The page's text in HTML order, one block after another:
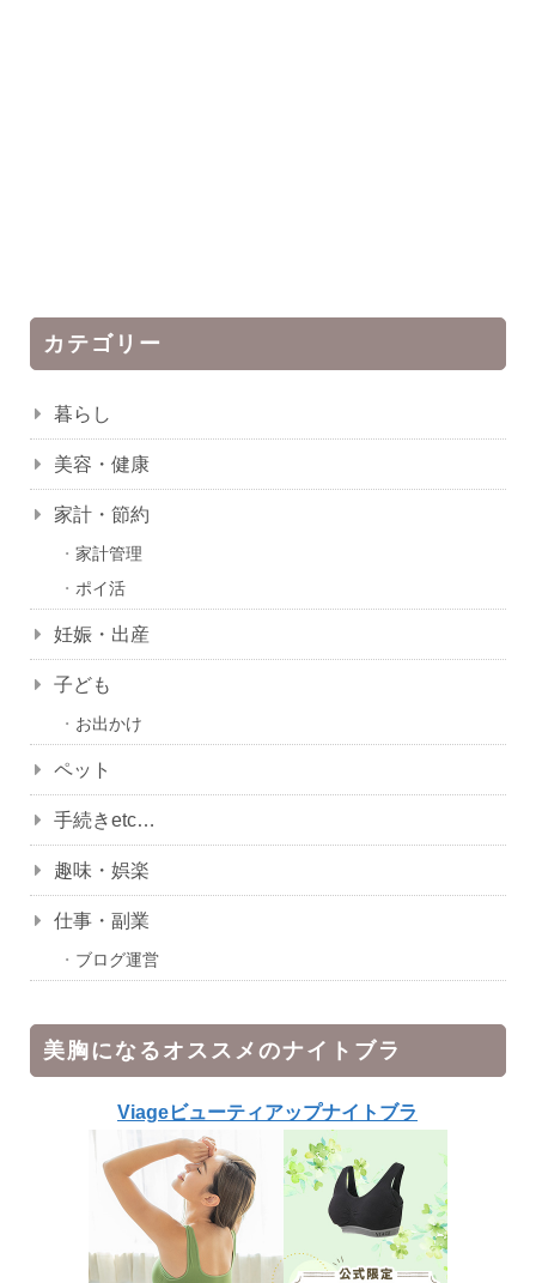
カテゴリー
暮らし
美容・健康
家計・節約
家計管理
ポイ活
妊娠・出産
子ども
お出かけ
ペット
手続きetc…
趣味・娯楽
仕事・副業
ブログ運営
美胸になるオススメのナイトブラ
Viageビューティアップナイトブラ